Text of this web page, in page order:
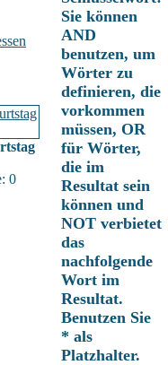
0
Sie können
AND
benutzen, um
Wörter zu
definieren, die
vorkommen
müssen, OR
für Wörter,
die im
Resultat sein
können und
NOT verbietet
das
nachfolgende
Wort im
Resultat.
Benutzen Sie
* als
Platzhalter.